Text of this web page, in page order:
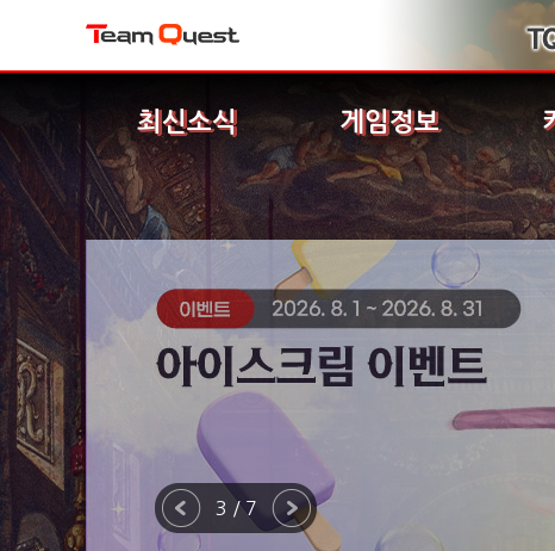
최신소식 게임정보
3 / 7